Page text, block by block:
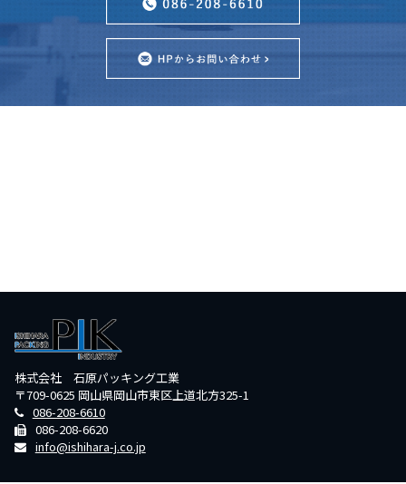
株式会社 石原パッキング工業
〒709-0625 岡山県岡山市東区上道北方325-1
086-208-6610
086-208-6620
info@ishihara-j.co.jp